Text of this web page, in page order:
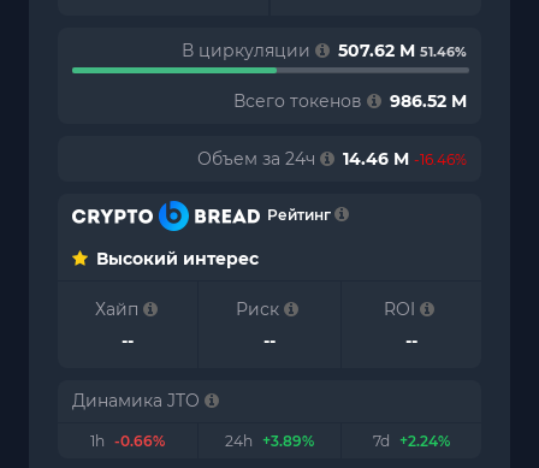
В циркуляции 507.62 M 51.46%
Всего токенов 986.52 M
Объем за 24ч 14.46 M -16.46%
Рейтинг
Высокий интерес
Хайп
--
Риск
--
ROI
--
Динамика JTO
1h -0.66% 24h +3.89% 7d +2.24%